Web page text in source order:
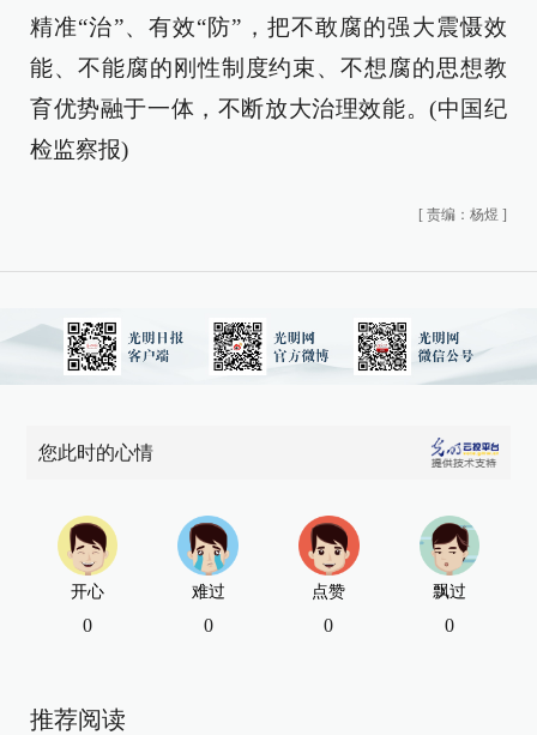
精准“治”、有效“防”，把不敢腐的强大震慑效
能、不能腐的刚性制度约束、不想腐的思想教
育优势融于一体，不断放大治理效能。(中国纪
检监察报)
[ 责编：杨煜 ]
您此时的心情
开心
0
难过
0
点赞
0
飘过
0
推荐阅读